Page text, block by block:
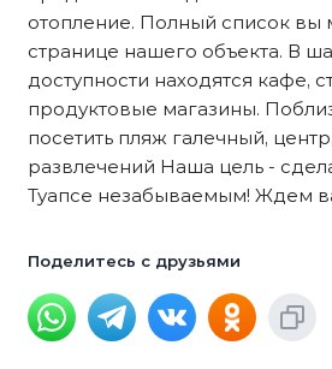
отопление. Полный список вы
странице нашего объекта. В
доступности находятся кафе,
продуктовые магазины.
посетить пляж галечный,
развлечений Наша цель -
Туапсе незабываемым! Ждем
Поделитесь с друзьями